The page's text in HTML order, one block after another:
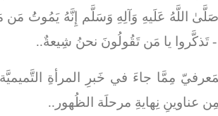
صَلَّىٰ اللَّهُ عَلَيهِ وَآلِهِ وَسَلَّم إِنَّهُ يَمُوتُٰ
- تَذكَّروا يا مَن تَقُولُونَ نحنُ شِيعةٌ..
مِمَّا جاءَ في خَبرِ المرأةِ
عناوينِ نِهايةِ مرحلَة الظُهور..